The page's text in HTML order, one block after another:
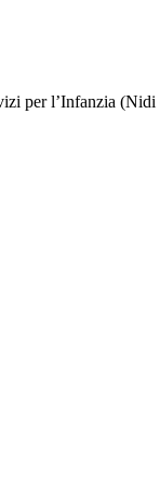
per l’Infanzia